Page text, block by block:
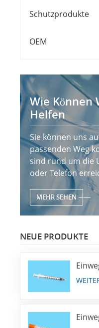
Schutzprodukte
OEM
Wie Können
Helfen
Sie können uns
passenden Weg
sind rund um die
oder Telefon
MEHR SEHEN
NEUE PRODUKTE